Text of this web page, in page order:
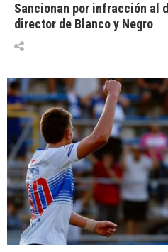
Sancionan por infracción al
director de Blanco y Negro